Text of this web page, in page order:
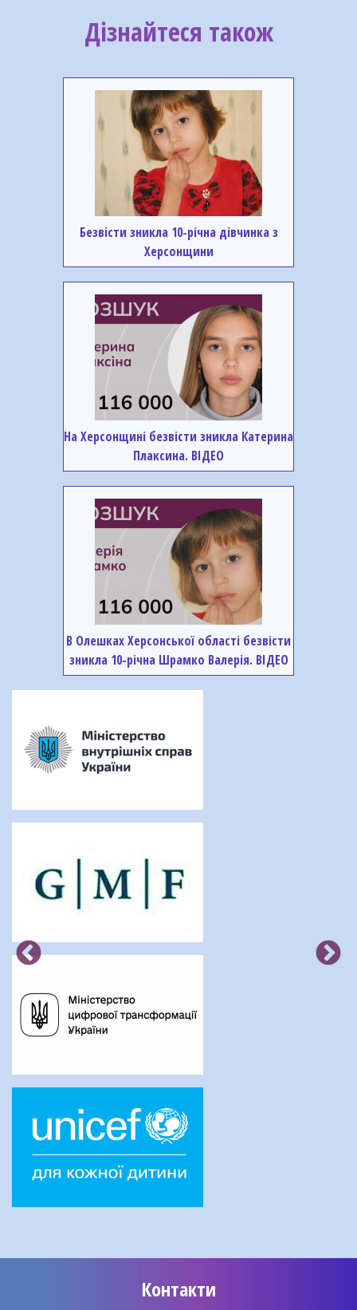
Дізнайтеся також
Безвісти зникла 10-річна дівчинка з
Херсонщини
На Херсонщині безвісти зникла Катерина
Плаксина. ВІДЕО
В Олешках Херсонської області безвісти
зникла 10-річна Шрамко Валерія. ВІДЕО
Контакти